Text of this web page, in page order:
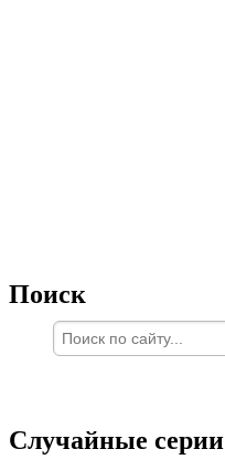
Поиск
Случайные серии